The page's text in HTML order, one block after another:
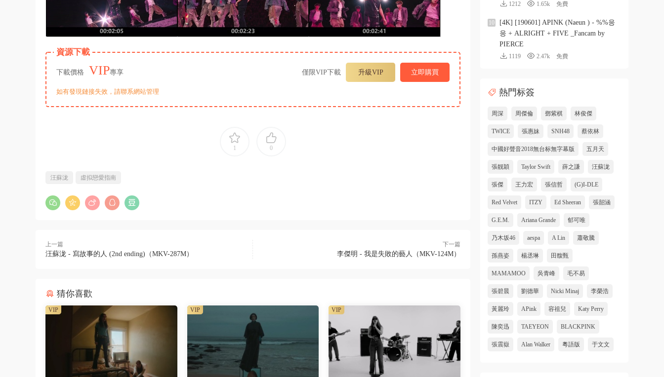
資源下載
下載價格 VIP專享 僅限VIP下載 升級VIP 立即購買
如有發現鏈接失效，請聯系網站管理
1 0
汪蘇泷 虛拟戀愛指南
上一篇
汪蘇泷 - 寫故事的人 (2nd ending)（MKV-287M）
下一篇
李傑明 - 我是失敗的藝人（MKV-124M）
猜你喜歡
VIP VIP VIP
1212 1.65k 免費
10
[4K] [190601] APINK (Naeun ) - %%응
응 + ALRIGHT + FIVE _Fancam by
PIERCE
1119 2.47k 免費
熱門标簽
周深 周傑倫 鄧紫棋 林俊傑
TWICE 張惠妹 SNH48 蔡依林
中國好聲音2018無台标無字幕版 五月天
張靓穎 Taylor Swift 薛之謙 汪蘇泷
張傑 王力宏 張信哲 (G)I-DLE
Red Velvet ITZY Ed Sheeran 張韶涵
G.E.M. Ariana Grande 郁可唯
乃木坂46 aespa A Lin 蕭敬騰
孫燕姿 楊丞琳 田馥甄
MAMAMOO 吳青峰 毛不易
張碧晨 劉德華 Nicki Minaj 李榮浩
黃麗玲 APink 容祖兒 Katy Perry
陳奕迅 TAEYEON BLACKPINK
張震嶽 Alan Walker 粵語版 于文文